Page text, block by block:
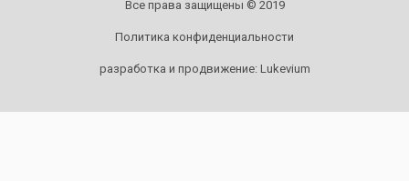
Все права защищены © 2019
Политика конфиденциальности
разработка и продвижение: Lukevium